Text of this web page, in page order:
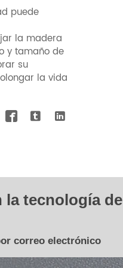
puede
la madera
y tamaño de
su
la vida
  
la tecnología de
correo electrónico